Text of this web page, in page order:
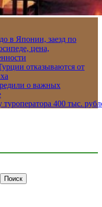
в Японии, заезд по
цена,
отказываются от
о важных
туроператора 400 тыс.